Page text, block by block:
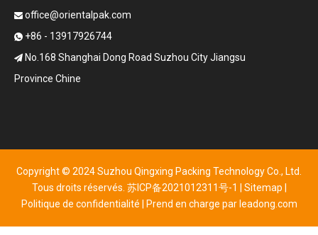
 office@orientalpak.com
 +86 - 13917926744
 No.168 Shanghai Dong Road Suzhou City Jiangsu
Province Chine
Copyright © 2024 Suzhou Qingxing Packing Technology Co., Ltd.
Tous droits réservés. 苏ICP备2021012311号-1 Sitemap
Politique de confidentialité
| Prend en charge par leadong.com